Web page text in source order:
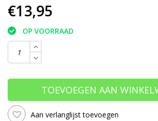
€13,95
OP VOORRAAD
TOEVOEGEN AAN
Aan verlanglijst toevoegen